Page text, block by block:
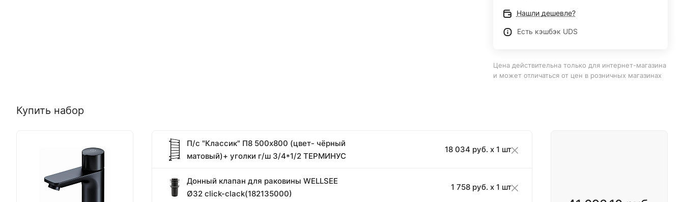
Нашли дешевле?
Есть кэшбэк UDS
Цена действительна только для интернет-магазина
и может отличаться от цен в розничных магазинах
Купить набор
П/с "Классик" П8 500х800 (цвет- чёрный
матовый)+ уголки г/ш 3/4*1/2 ТЕРМИНУС
18 034 руб. x 1 шт
Донный клапан для раковины WELLSEE
Ø32 click-clack(182135000)
1 758 руб. x 1 шт